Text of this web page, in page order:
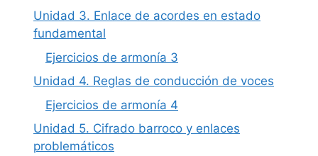
Unidad 3. Enlace de acordes en estado
fundamental
Ejercicios de armonía 3
Unidad 4. Reglas de conducción de voces
Ejercicios de armonía 4
Unidad 5. Cifrado barroco y enlaces
problemáticos